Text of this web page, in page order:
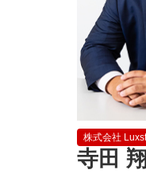
株式会社
寺田